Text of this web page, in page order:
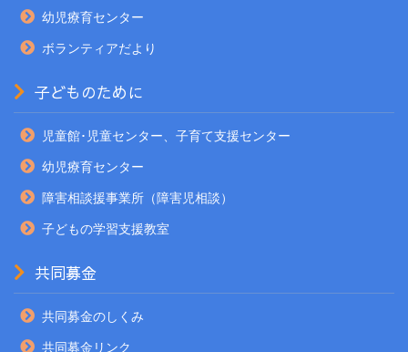
幼児療育センター
ボランティアだより
子どものために
児童館･児童センター、子育て支援センター
幼児療育センター
障害相談援事業所（障害児相談）
子どもの学習支援教室
共同募金
共同募金のしくみ
共同募金リンク